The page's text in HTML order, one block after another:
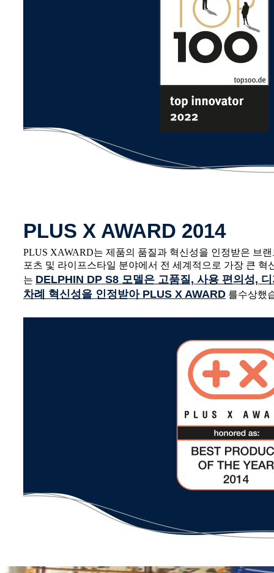
PLUS X AWARD 2014
PLUS XAWARD는 제품의 품질과 혁신성을 인정받은 브
포츠 및 라이프스타일 분야에서 전 세계적으로 가장 큰 혁
는 DELPHIN DP S8 모델은 고품질, 사용 편의성,
차례 혁신성을 인정받아 PLUS X AWARD 를수상했